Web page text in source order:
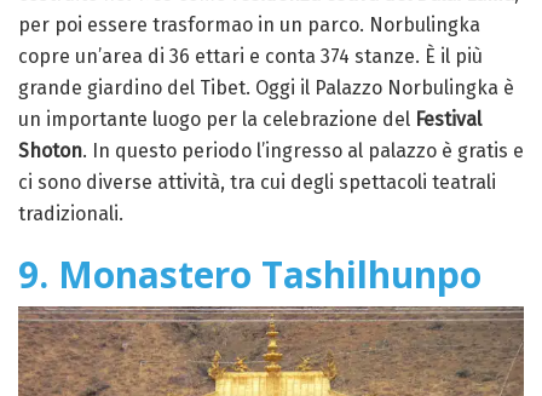
per poi essere trasformao in un parco. Norbulingka
copre un’area di 36 ettari e conta 374 stanze. È il più
grande giardino del Tibet. Oggi il Palazzo Norbulingka è
un importante luogo per la celebrazione del Festival
Shoton. In questo periodo l’ingresso al palazzo è gratis e
ci sono diverse attività, tra cui degli spettacoli teatrali
tradizionali.
9. Monastero Tashilhunpo